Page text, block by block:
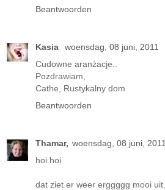
Beantwoorden
Kasia
woensdag, 08 juni, 2011
Cudowne aranżacje..
Pozdrawiam,
Cathe, Rustykalny dom
Beantwoorden
Thamar, woensdag, 08 juni, 2011
hoi hoi
dat ziet er weer erggggg mooi uit.